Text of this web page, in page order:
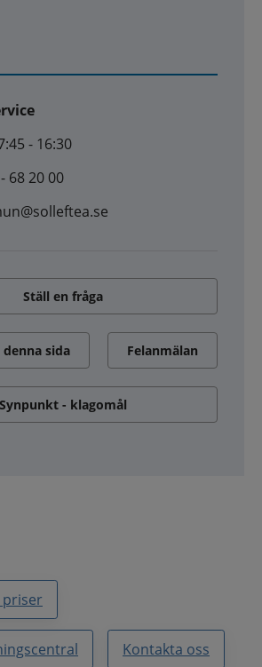
- 16:30
68 20 00
Ställ en fråga
sida Felanmälan
Synpunkt - klagomål
Kontakta oss